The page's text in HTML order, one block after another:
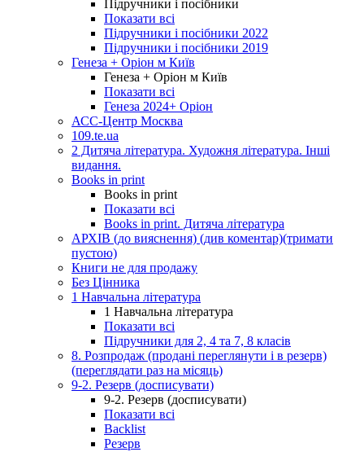
Підручники і посібники
Показати всі
Підручники і посібники 2022
Підручники і посібники 2019
Генеза + Оріон м Київ
Генеза + Оріон м Київ
Показати всі
Генеза 2024+ Оріон
АСС-Центр Москва
109.te.ua
2 Дитяча література. Художня література. Інші
видання.
Books in print
Books in print
Показати всі
Books in print. Дитяча література
АРХІВ (до вияснення) (див коментар)(тримати
пустою)
Книги не для продажу
Без Цінника
1 Навчальна література
1 Навчальна література
Показати всі
Підручники для 2, 4 та 7, 8 класів
8. Розпродаж (продані переглянути і в резерв)
(переглядати раз на місяць)
9-2. Резерв (досписувати)
9-2. Резерв (досписувати)
Показати всі
Backlist
Резерв